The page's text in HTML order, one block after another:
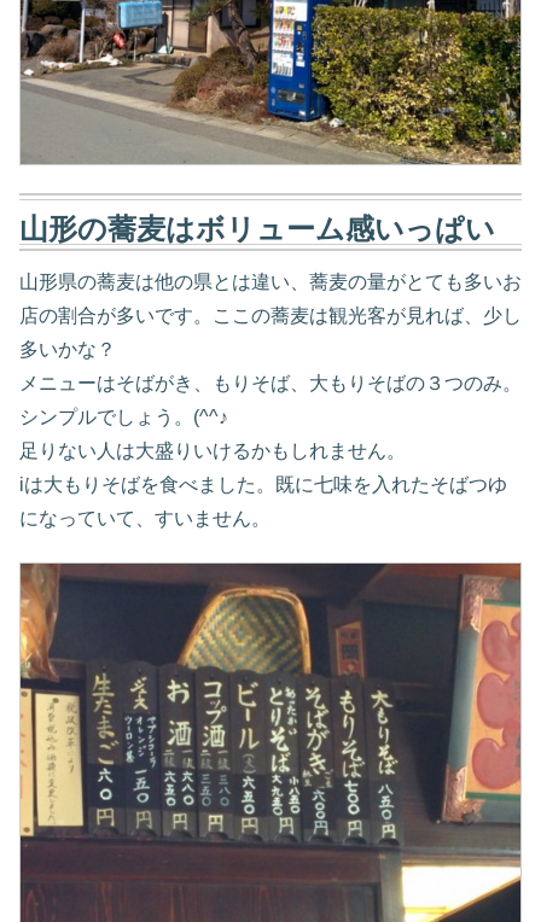
山形の蕎麦はボリューム感いっぱい
山形県の蕎麦は他の県とは違い、蕎麦の量がとても多いお
店の割合が多いです。ここの蕎麦は観光客が見れば、少し
多いかな？
メニューはそばがき、もりそば、大もりそばの３つのみ。
シンプルでしょう。(^^♪
足りない人は大盛りいけるかもしれません。
iは大もりそばを食べました。既に七味を入れたそばつゆ
になっていて、すいません。